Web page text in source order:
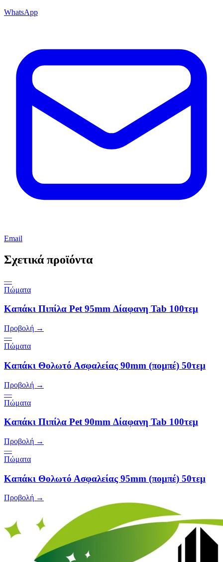
WhatsApp
Email
Σχετικά προϊόντα
—
Πώματα
Καπάκι Πιπίλα Pet 95mm Δίαφανη Tab 100τεμ
Προβολή →
—
Πώματα
Καπάκι Θολωτό Ασφαλείας 90mm (πομπέ) 50τεμ
Προβολή →
—
Πώματα
Καπάκι Πιπίλα Pet 90mm Δίαφανη Tab 100τεμ
Προβολή →
—
Πώματα
Καπάκι Θολωτό Ασφαλείας 95mm (πομπέ) 50τεμ
Προβολή →